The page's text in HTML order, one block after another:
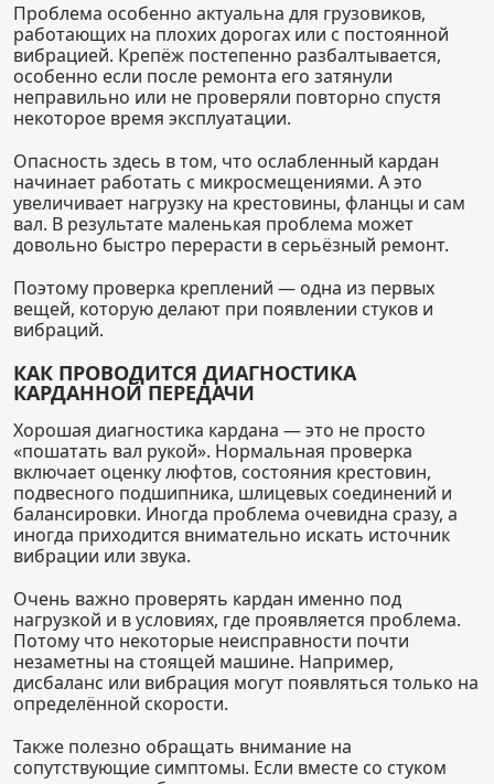
Проблема особенно актуальна для грузовиков,
работающих на плохих дорогах или с постоянной
вибрацией. Крепёж постепенно разбалтывается,
особенно если после ремонта его затянули
неправильно или не проверяли повторно спустя
некоторое время эксплуатации.
Опасность здесь в том, что ослабленный кардан
начинает работать с микросмещениями. А это
увеличивает нагрузку на крестовины, фланцы и сам
вал. В результате маленькая проблема может
довольно быстро перерасти в серьёзный ремонт.
Поэтому проверка креплений — одна из первых
вещей, которую делают при появлении стуков и
вибраций.
КАК ПРОВОДИТСЯ ДИАГНОСТИКА
КАРДАННОЙ ПЕРЕДАЧИ
Хорошая диагностика кардана — это не просто
«пошатать вал рукой». Нормальная проверка
включает оценку люфтов, состояния крестовин,
подвесного подшипника, шлицевых соединений и
балансировки. Иногда проблема очевидна сразу, а
иногда приходится внимательно искать источник
вибрации или звука.
Очень важно проверять кардан именно под
нагрузкой и в условиях, где проявляется проблема.
Потому что некоторые неисправности почти
незаметны на стоящей машине. Например,
дисбаланс или вибрация могут появляться только на
определённой скорости.
Также полезно обращать внимание на
сопутствующие симптомы. Если вместе со стуком